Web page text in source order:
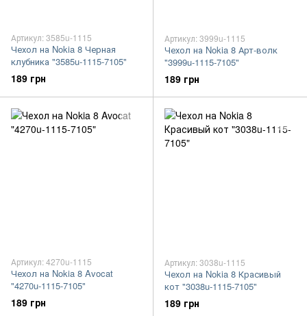
Артикул: 3585u-1115
Чехол на Nokia 8 Черная
клубника "3585u-1115-7105"
189 грн
Артикул: 3999u-1115
Чехол на Nokia 8 Арт-волк
"3999u-1115-7105"
189 грн
Артикул: 4270u-1115
Чехол на Nokia 8 Avocat
"4270u-1115-7105"
189 грн
Артикул: 3038u-1115
Чехол на Nokia 8 Красивый
кот "3038u-1115-7105"
189 грн